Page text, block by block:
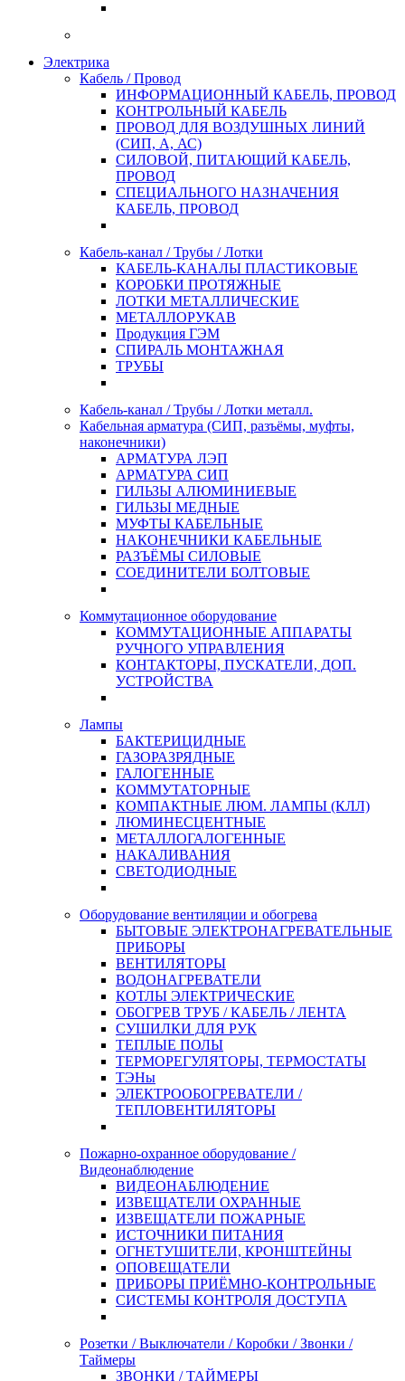
Электрика
Кабель / Провод
ИНФОРМАЦИОННЫЙ КАБЕЛЬ, ПРОВОД
КОНТРОЛЬНЫЙ КАБЕЛЬ
ПРОВОД ДЛЯ ВОЗДУШНЫХ ЛИНИЙ
(СИП, А, АС)
СИЛОВОЙ, ПИТАЮЩИЙ КАБЕЛЬ,
ПРОВОД
СПЕЦИАЛЬНОГО НАЗНАЧЕНИЯ
КАБЕЛЬ, ПРОВОД
Кабель-канал / Трубы / Лотки
КАБЕЛЬ-КАНАЛЫ ПЛАСТИКОВЫЕ
КОРОБКИ ПРОТЯЖНЫЕ
ЛОТКИ МЕТАЛЛИЧЕСКИЕ
МЕТАЛЛОРУКАВ
Продукция ГЭМ
СПИРАЛЬ МОНТАЖНАЯ
ТРУБЫ
Кабель-канал / Трубы / Лотки металл.
Кабельная арматура (СИП, разъёмы, муфты,
наконечники)
АРМАТУРА ЛЭП
АРМАТУРА СИП
ГИЛЬЗЫ АЛЮМИНИЕВЫЕ
ГИЛЬЗЫ МЕДНЫЕ
МУФТЫ КАБЕЛЬНЫЕ
НАКОНЕЧНИКИ КАБЕЛЬНЫЕ
РАЗЪЁМЫ СИЛОВЫЕ
СОЕДИНИТЕЛИ БОЛТОВЫЕ
Коммутационное оборудование
КОММУТАЦИОННЫЕ АППАРАТЫ
РУЧНОГО УПРАВЛЕНИЯ
КОНТАКТОРЫ, ПУСКАТЕЛИ, ДОП.
УСТРОЙСТВА
Лампы
БАКТЕРИЦИДНЫЕ
ГАЗОРАЗРЯДНЫЕ
ГАЛОГЕННЫЕ
КОММУТАТОРНЫЕ
КОМПАКТНЫЕ ЛЮМ. ЛАМПЫ (КЛЛ)
ЛЮМИНЕСЦЕНТНЫЕ
МЕТАЛЛОГАЛОГЕННЫЕ
НАКАЛИВАНИЯ
СВЕТОДИОДНЫЕ
Оборудование вентиляции и обогрева
БЫТОВЫЕ ЭЛЕКТРОНАГРЕВАТЕЛЬНЫЕ
ПРИБОРЫ
ВЕНТИЛЯТОРЫ
ВОДОНАГРЕВАТЕЛИ
КОТЛЫ ЭЛЕКТРИЧЕСКИЕ
ОБОГРЕВ ТРУБ / КАБЕЛЬ / ЛЕНТА
СУШИЛКИ ДЛЯ РУК
ТЕПЛЫЕ ПОЛЫ
ТЕРМОРЕГУЛЯТОРЫ, ТЕРМОСТАТЫ
ТЭНы
ЭЛЕКТРООБОГРЕВАТЕЛИ /
ТЕПЛОВЕНТИЛЯТОРЫ
Пожарно-охранное оборудование /
Видеонаблюдение
ВИДЕОНАБЛЮДЕНИЕ
ИЗВЕЩАТЕЛИ ОХРАННЫЕ
ИЗВЕЩАТЕЛИ ПОЖАРНЫЕ
ИСТОЧНИКИ ПИТАНИЯ
ОГНЕТУШИТЕЛИ, КРОНШТЕЙНЫ
ОПОВЕЩАТЕЛИ
ПРИБОРЫ ПРИЁМНО-КОНТРОЛЬНЫЕ
СИСТЕМЫ КОНТРОЛЯ ДОСТУПА
Розетки / Выключатели / Коробки / Звонки /
Таймеры
ЗВОНКИ / ТАЙМЕРЫ